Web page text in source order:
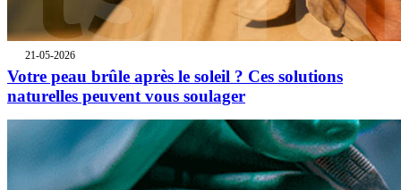
21-05-2026
Votre peau brûle après le soleil ? Ces solutions
naturelles peuvent vous soulager